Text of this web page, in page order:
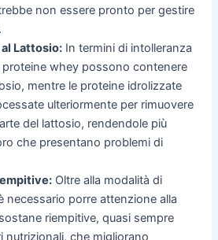
non essere pronto per gestire
Lattosio: In termini di intolleranza
proteine whey possono contenere
mentre le proteine idrolizzate
ulteriormente per rimuovere
del lattosio, rendendole più
che presentano problemi di
Oltre alla modalità di
necessario porre attenzione alla
riempitive, quasi sempre